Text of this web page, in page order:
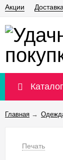
Акции Доставка
Главная →
Печать